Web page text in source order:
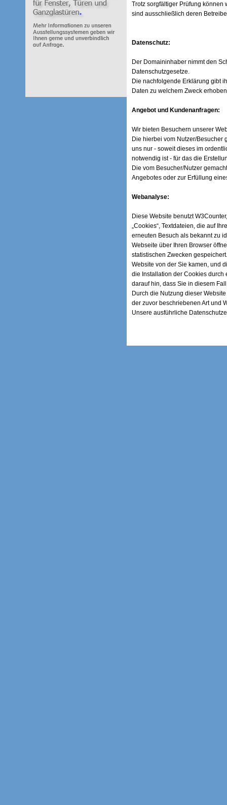
Trotz sorgfältiger Prüfung können
sind ausschließlich deren
Datenschutz:
Der Domaininhaber nimmt den
Datenschutzgesetze.
Die nachfolgende Erklärung gibt
Daten zu welchem Zweck
Angebot und Kundenanfragen:
Wir bieten Besuchern unserer
Die hierbei vom Nutzer/Besucher
uns nur - soweit dieses im
notwendig ist - für das die
Die vom Besucher/Nutzer
Angebotes oder zur Erfüllung
Webanalyse:
Diese Website benutzt
„Cookies“, Textdateien, die auf
erneuten Besuch als bekannt zu
Webseite über Ihren Browser
statistischen Zwecken
Website von der Sie kamen, und
die Installation der Cookies durch
darauf hin, dass Sie in diesem
Durch die Nutzung dieser
der zuvor beschriebenen Art und
Unsere ausführliche